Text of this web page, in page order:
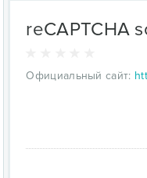
reCAPTCHA
Официальный сайт: